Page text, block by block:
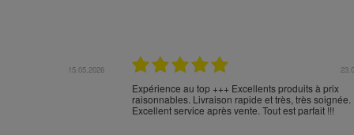
17.04.2026
Espagne et n'en
Comme d'habitude, excellent emballage, mais
aberrant de NOVA POST (versus FEDEX): Cabos de
Palos - Alicante - Barcelone - Milan - Nice - Monoblet